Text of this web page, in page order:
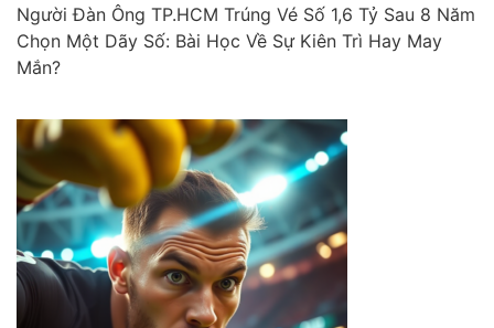
Người Đàn Ông TP.HCM Trúng Vé Số 1,6 Tỷ Sau 8 Năm
Chọn Một Dãy Số: Bài Học Về Sự Kiên Trì Hay May
Mắn?